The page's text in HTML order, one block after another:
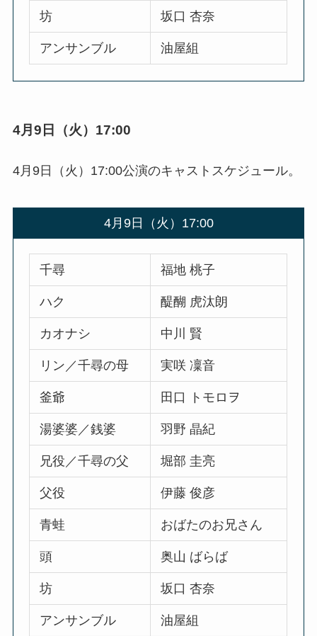
坊 坂口 杏奈
アンサンブル 油屋組
4月9日（火）17:00
4月9日（火）17:00公演のキャストスケジュール。
4月9日（火）17:00
千尋 福地 桃子
ハク 醍醐 虎汰朗
カオナシ 中川 賢
リン／千尋の母 実咲 凜音
釜爺 田口 トモロヲ
湯婆婆／銭婆 羽野 晶紀
兄役／千尋の父 堀部 圭亮
父役 伊藤 俊彦
青蛙 おばたのお兄さん
頭 奥山 ばらば
坊 坂口 杏奈
アンサンブル 油屋組